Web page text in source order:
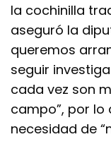
la cochinilla
aseguró la
queremos
seguir
cada vez son
campo”, por
necesidad de